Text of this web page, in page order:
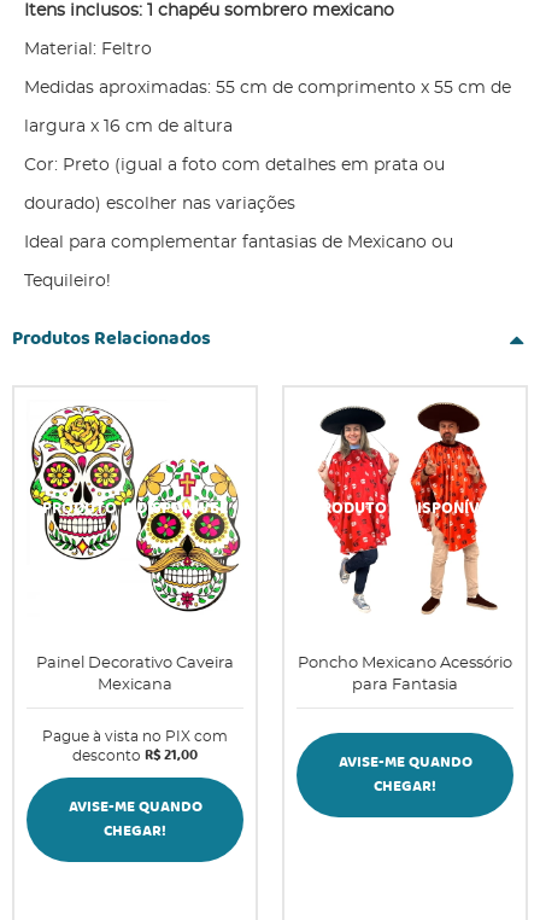
Itens inclusos: 1 chapéu sombrero mexicano
Material: Feltro
Medidas aproximadas: 55 cm de comprimento x 55 cm de
largura x 16 cm de altura
Cor: Preto (igual a foto com detalhes em prata ou
dourado) escolher nas variações
Ideal para complementar fantasias de Mexicano ou
Tequileiro!
Produtos Relacionados
Painel Decorativo Caveira
Mexicana
Pague à vista no PIX com
desconto R$ 21,00
AVISE-ME QUANDO
CHEGAR!
Poncho Mexicano Acessório
para Fantasia
AVISE-ME QUANDO
CHEGAR!